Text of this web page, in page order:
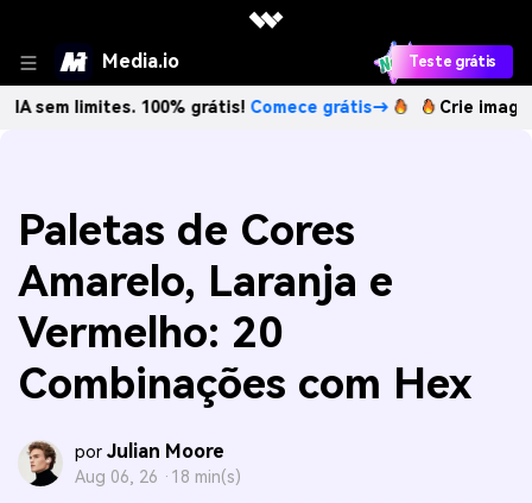
Media.io Teste grátis
100% grátis!Comece grátis→ Crie imagens com
Paletas de Cores
Amarelo, Laranja e
Vermelho: 20
Combinações com Hex
por Julian Moore
Aug 06, 26 · 18 min(s)